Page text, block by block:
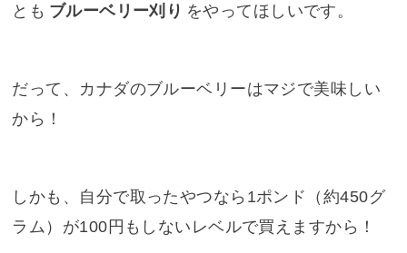
とも ブルーベリー刈り をやってほしいです。
だって、カナダのブルーベリーはマジで美味しい
から！
しかも、自分で取ったやつなら1ポンド（約450グ
ラム）が100円もしないレベルで買えますから！